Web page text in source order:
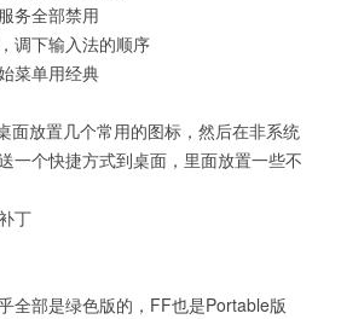
务全部禁用
调下输入法的顺序
菜单用经典
面放置几个常用的图标，然后在非系统
一个快捷方式到桌面，里面放置一些不
丁
全部是绿色版的，FF也是Portable版